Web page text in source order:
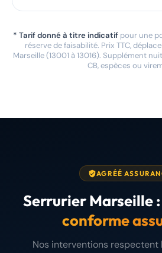
* Tarif donné à titre indicatif pour une
réserve de faisabilité. Prix TTC,
Marseille (13001 à 13016). Supplément
CB, espèces ou
AGRÉÉ
Serrurier Marseille :
conforme
Nos interventions respectent